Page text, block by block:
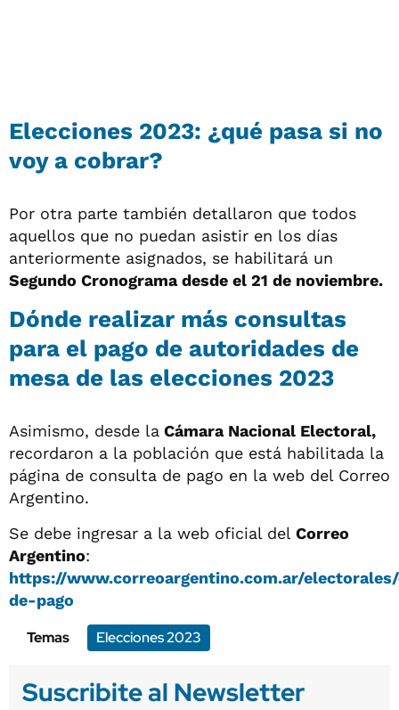
Elecciones 2023: ¿qué pasa si no
voy a cobrar?
Por otra parte también detallaron que todos
aquellos que no puedan asistir en los días
anteriormente asignados, se habilitará un
Segundo Cronograma desde el 21 de noviembre.
Dónde realizar más consultas
para el pago de autoridades de
mesa de las elecciones 2023
Asimismo, desde la Cámara Nacional Electoral,
recordaron a la población que está habilitada la
página de consulta de pago en la web del Correo
Argentino.
Se debe ingresar a la web oficial del Correo
Argentino:
https://www.correoargentino.com.ar/
de-pago
Temas
Elecciones 2023
Suscribite al Newsletter